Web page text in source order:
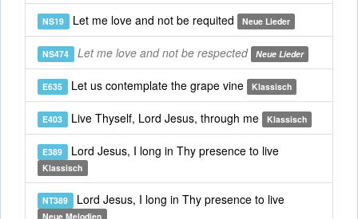
NS19 Let me love and not be requited Neue Lieder
NS474 Let me love and not be respected Neue Lieder
E635 Let us contemplate the grape vine Klassisch
E403 Live Thyself, Lord Jesus, through me Klassisch
E389 Lord Jesus, I long in Thy presence to live
Klassisch
NT389 Lord Jesus, I long in Thy presence to live
Neue Melodien